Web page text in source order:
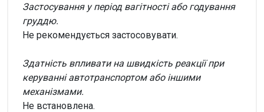
Застосування у період вагітності або годування
груддю.
Не рекомендується застосовувати.
Здатність впливати на швидкість реакції при
керуванні автотранспортом або іншими
механізмами.
Не встановлена.